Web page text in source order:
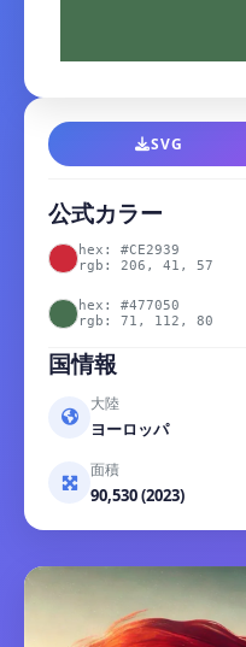
SVG
公式カラー
hex: #CE2939
rgb: 206, 41, 57
hex: #477050
rgb: 71, 112, 80
国情報
大陸
ヨーロッパ
面積
90,530 (2023)